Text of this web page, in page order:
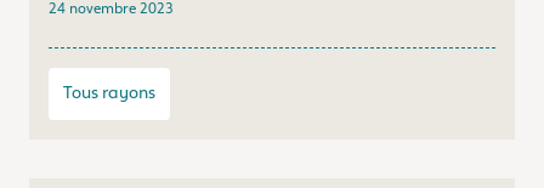
24 novembre 2023
Tous rayons